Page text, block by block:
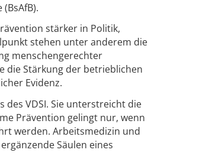
stärker in Politik,
stehen unter anderem die
menschengerechter
die Stärkung der betrieblichen
Evidenz.
des VDSI. Sie unterstreicht die
Prävention gelingt nur, wenn
werden. Arbeitsmedizin und
Säulen eines